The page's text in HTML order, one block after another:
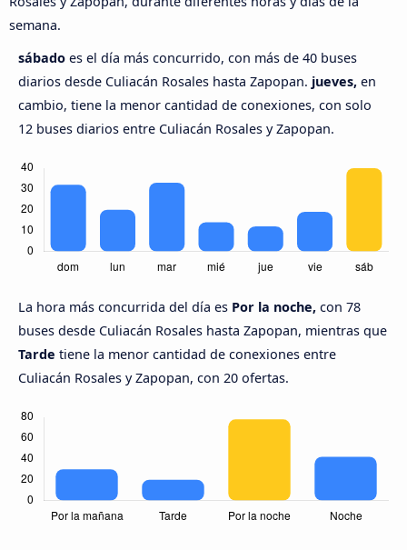
semana.
sábado es el día más concurrido, con más de 40 buses
diarios desde Culiacán Rosales hasta Zapopan. jueves, en
cambio, tiene la menor cantidad de conexiones, con solo
12 buses diarios entre Culiacán Rosales y Zapopan.
La hora más concurrida del día es Por la noche, con 78
buses desde Culiacán Rosales hasta Zapopan, mientras que
Tarde tiene la menor cantidad de conexiones entre
Culiacán Rosales y Zapopan, con 20 ofertas.